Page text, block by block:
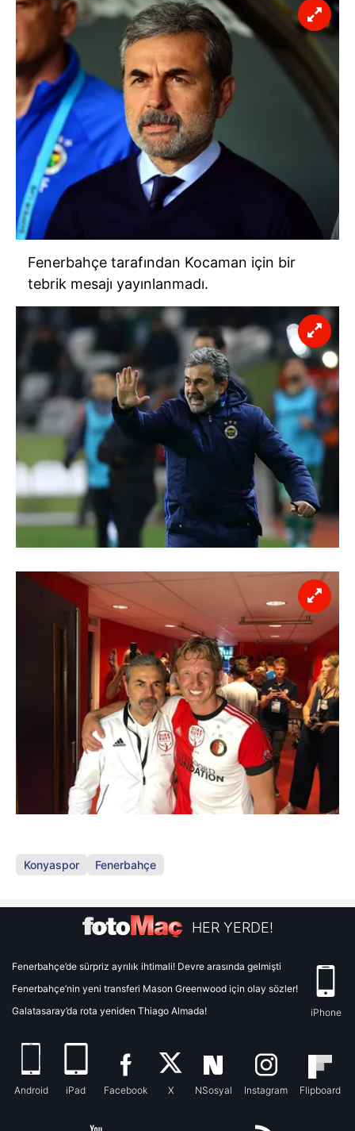
Fenerbahçe tarafından Kocaman için bir
tebrik mesajı yayınlanmadı.
Konyaspor Fenerbahçe
HER YERDE!
Fenerbahçe’de sürpriz ayrılık ihtimali! Devre arasında gelmişti
Fenerbahçe’nin yeni transferi Mason Greenwood için olay sözler!
Galatasaray’da rota yeniden Thiago Almada!
iPhone
Android iPad Facebook X NSosyal Instagram Flipboard